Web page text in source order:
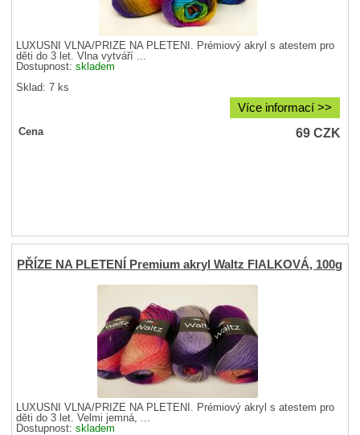
LUXUSNÍ VLNA/PŘÍZE NA PLETENÍ. Prémiový akryl s atestem pro
děti do 3 let. Vlna vytváří ...
Dostupnost:skladem
Sklad: 7 ks
Více informací >>
Cena 69CZK
PŘÍZE NA PLETENÍ Premium akryl Waltz FIALKOVÁ, 100g
LUXUSNÍ VLNA/PŘÍZE NA PLETENÍ. Prémiový akryl s atestem pro
děti do 3 let. Velmi jemná, ...
Dostupnost:skladem